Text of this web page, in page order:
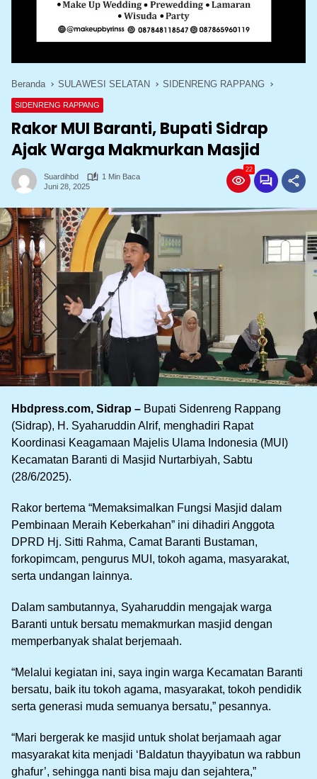
Beranda SULAWESI SELATAN SIDENRENG RAPPANG
SIDENRENG RAPPANG
Rakor MUI Baranti, Bupati Sidrap
Ajak Warga Makmurkan Masjid
Suardihbd
1 Min Baca
Juni 28, 2025
22
Hbdpress.com, Sidrap – Bupati Sidenreng Rappang
(Sidrap), H. Syaharuddin Alrif, menghadiri Rapat
Koordinasi Keagamaan Majelis Ulama Indonesia (MUI)
Kecamatan Baranti di Masjid Nurtarbiyah, Sabtu
(28/6/2025).
Rakor bertema “Memaksimalkan Fungsi Masjid dalam
Pembinaan Meraih Keberkahan” ini dihadiri Anggota
DPRD Hj. Sitti Rahma, Camat Baranti Bustaman,
forkopimcam, pengurus MUI, tokoh agama, masyarakat,
serta undangan lainnya.
Dalam sambutannya, Syaharuddin mengajak warga
Baranti untuk bersatu memakmurkan masjid dengan
memperbanyak shalat berjemaah.
“Melalui kegiatan ini, saya ingin warga Kecamatan Baranti
bersatu, baik itu tokoh agama, masyarakat, tokoh pendidik
serta generasi muda semuanya bersatu,” pesannya.
“Mari bergerak ke masjid untuk sholat berjamaah agar
masyarakat kita menjadi ‘Baldatun thayyibatun wa rabbun
ghafur’, sehingga nanti bisa maju dan sejahtera,”